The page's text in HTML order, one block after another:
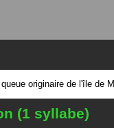
originaire de l'île de
(1 syllabe)